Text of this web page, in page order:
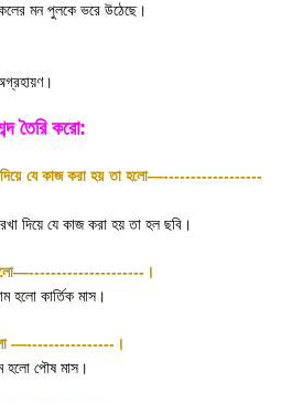
মন পুলকে ভরে উঠেছে ।
।
তৈরি করো:
দিয়ে যে কাজ করা হয় তা হলো—------------------
দিয়ে যে কাজ করা হয় তা হল ছবি ।
হলো—--------------------- ।
হলো কার্তিক মাস ।
হলো —---------------- ।
হলো পৌষ মাস ।